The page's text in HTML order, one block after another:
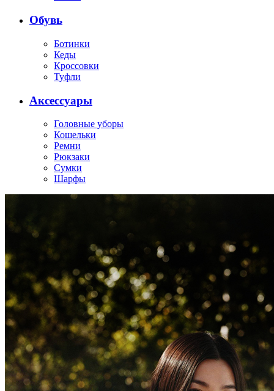
Обувь
Ботинки
Кеды
Кроссовки
Туфли
Аксессуары
Головные уборы
Кошельки
Ремни
Рюкзаки
Сумки
Шарфы